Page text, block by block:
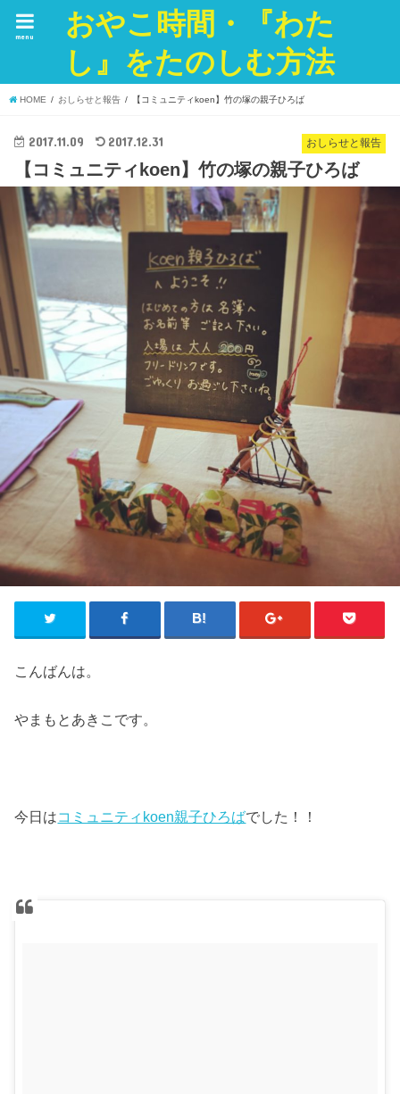
おやこ時間・『わた
し』をたのしむ方法
menu
HOME おしらせと報告 【コミュニティkoen】竹の塚の親子ひろば
おしらせと報告
2017.11.09 2017.12.31
【コミュニティkoen】竹の塚の親子ひろば
こんばんは。
やまもとあきこです。
今日はコミュニティkoen親子ひろばでした！！